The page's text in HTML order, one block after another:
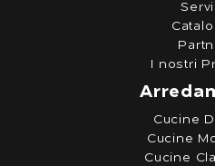
I nostri
Cucine
Cucine
Cucine